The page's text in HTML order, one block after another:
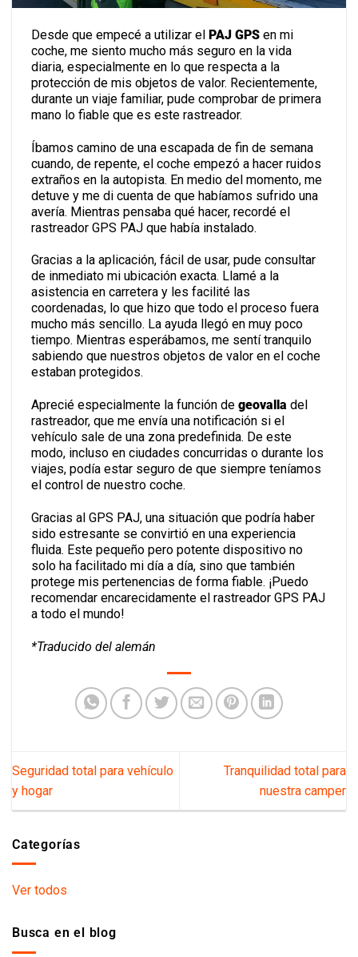
Desde que empecé a utilizar el PAJ GPS en mi
coche, me siento mucho más seguro en la vida
diaria, especialmente en lo que respecta a la
protección de mis objetos de valor. Recientemente,
durante un viaje familiar, pude comprobar de primera
mano lo fiable que es este rastreador.
Íbamos camino de una escapada de fin de semana
cuando, de repente, el coche empezó a hacer ruidos
extraños en la autopista. En medio del momento, me
detuve y me di cuenta de que habíamos sufrido una
avería. Mientras pensaba qué hacer, recordé el
rastreador GPS PAJ que había instalado.
Gracias a la aplicación, fácil de usar, pude consultar
de inmediato mi ubicación exacta. Llamé a la
asistencia en carretera y les facilité las
coordenadas, lo que hizo que todo el proceso fuera
mucho más sencillo. La ayuda llegó en muy poco
tiempo. Mientras esperábamos, me sentí tranquilo
sabiendo que nuestros objetos de valor en el coche
estaban protegidos.
Aprecié especialmente la función de geovalla del
rastreador, que me envía una notificación si el
vehículo sale de una zona predefinida. De este
modo, incluso en ciudades concurridas o durante los
viajes, podía estar seguro de que siempre teníamos
el control de nuestro coche.
Gracias al GPS PAJ, una situación que podría haber
sido estresante se convirtió en una experiencia
fluida. Este pequeño pero potente dispositivo no
solo ha facilitado mi día a día, sino que también
protege mis pertenencias de forma fiable. ¡Puedo
recomendar encarecidamente el rastreador GPS PAJ
a todo el mundo!
*Traducido del alemán
Seguridad total para vehículo
y hogar
Tranquilidad total para
nuestra camper
Categorías
Ver todos
Busca en el blog